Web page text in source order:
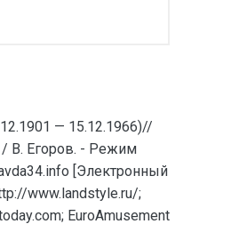
— 15.12.1966)//
/ В. Егоров. - Режим
[Электронный
www.landstyle.ru/;
EuroAmusement